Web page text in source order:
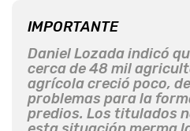
IMPORTANTE
Daniel Lozada indicó
cerca de 48 mil
agrícola creció poco,
problemas para la
predios. Los titulados